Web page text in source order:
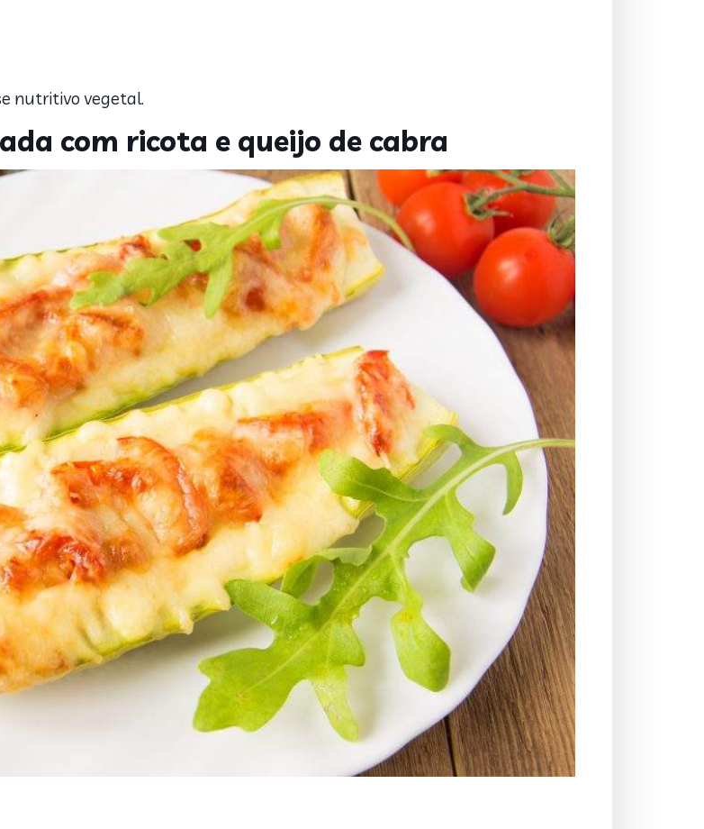
nutritivo vegetal.
com ricota e queijo de cabra